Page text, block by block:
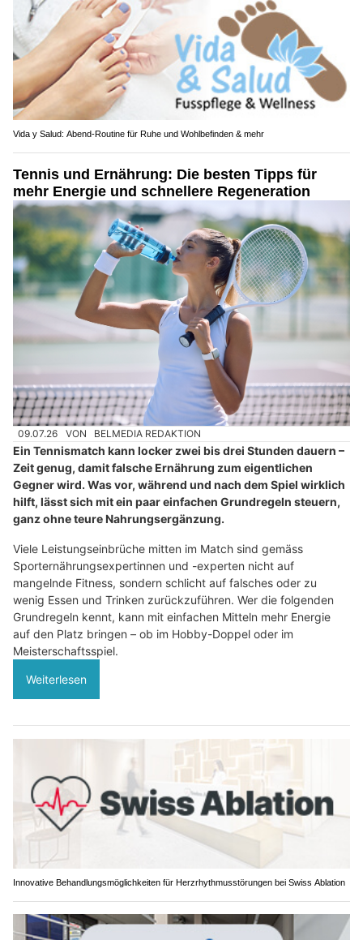
Vida y Salud: Abend-Routine für Ruhe und Wohlbefinden & mehr
Tennis und Ernährung: Die besten Tipps für
mehr Energie und schnellere Regeneration
09.07.26 VON BELMEDIA REDAKTION
Ein Tennismatch kann locker zwei bis drei Stunden dauern –
Zeit genug, damit falsche Ernährung zum eigentlichen
Gegner wird. Was vor, während und nach dem Spiel wirklich
hilft, lässt sich mit ein paar einfachen Grundregeln steuern,
ganz ohne teure Nahrungsergänzung.
Viele Leistungseinbrüche mitten im Match sind gemäss
Sporternährungsexpertinnen und -experten nicht auf
mangelnde Fitness, sondern schlicht auf falsches oder zu
wenig Essen und Trinken zurückzuführen. Wer die folgenden
Grundregeln kennt, kann mit einfachen Mitteln mehr Energie
auf den Platz bringen – ob im Hobby-Doppel oder im
Meisterschaftsspiel.
Weiterlesen
Innovative Behandlungsmöglichkeiten für Herzrhythmusstörungen bei Swiss Ablation